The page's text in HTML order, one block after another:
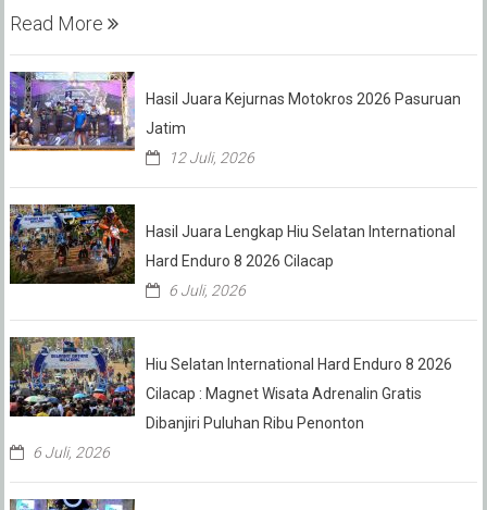
Read More
Hasil Juara Kejurnas Motokros 2026 Pasuruan
Jatim
12 Juli, 2026
Hasil Juara Lengkap Hiu Selatan International
Hard Enduro 8 2026 Cilacap
6 Juli, 2026
Hiu Selatan International Hard Enduro 8 2026
Cilacap : Magnet Wisata Adrenalin Gratis
Dibanjiri Puluhan Ribu Penonton
6 Juli, 2026